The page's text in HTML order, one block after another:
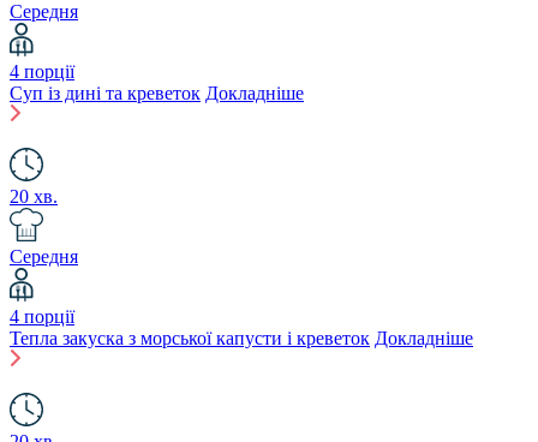
Середня
4 порції
Суп із дині та креветок Докладніше
20 хв.
Середня
4 порції
Тепла закуска з морської капусти і креветок Докладніше